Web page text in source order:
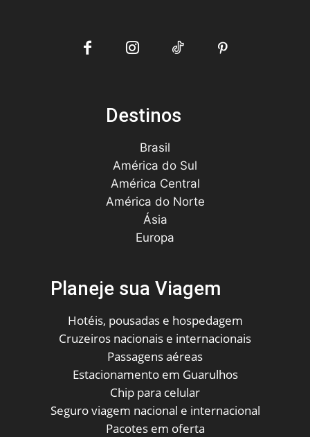
Destinos
Brasil
América do Sul
América Central
América do Norte
Ásia
Europa
Planeje sua Viagem
Hotéis, pousadas e hospedagem
Cruzeiros nacionais e internacionais
Passagens aéreas
Estacionamento em Guarulhos
Chip para celular
Seguro viagem nacional e internacional
Pacotes em oferta